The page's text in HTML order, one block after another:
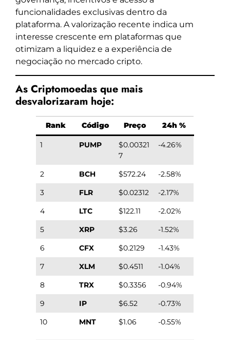
funcionalidades exclusivas dentro da
plataforma. A valorização recente indica um
interesse crescente em plataformas que
otimizam a liquidez e a experiência de
negociação no mercado cripto.
As Criptomoedas que mais
desvalorizaram hoje:
Rank Código Preço 24h %
1 PUMP
$0.00321
7
-4.26%
2 BCH $572.24
-2.58%
3
FLR $0.02312
-2.17%
4
LTC $122.11
-2.02%
5
XRP $3.26
-1.52%
6
CFX $0.2129
-1.43%
7
XLM $0.4511
-1.04%
8
TRX $0.3356
-0.94%
9
IP $6.52
-0.73%
10
MNT $1.06 -0.55%